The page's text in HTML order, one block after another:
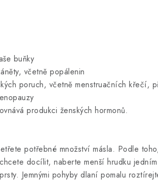
buňky
včetně popálenin
poruch, včetně menstruačních křečí,
produkci ženských hormonů.
potřebné množství másla. Podle
docílit, naberte menší hrudku
Jemnými pohyby dlaní pomalu